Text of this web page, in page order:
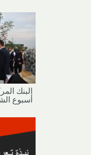
البنك
أسبوع